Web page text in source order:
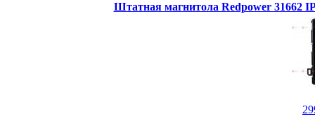
Штатная магнитола Redpower 31662